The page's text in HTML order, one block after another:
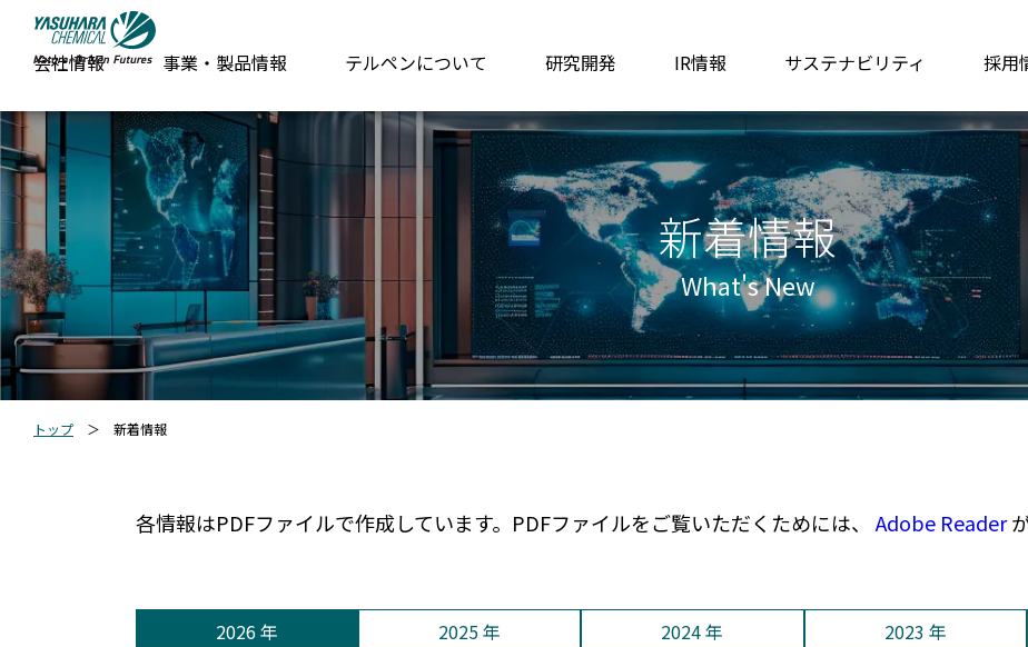
会社情報 事業・製品情報 テルペンについて 研究開発 IR情報 サステナビリティ 採用
新着情報
What's New
トップ ＞ 新着情報
各情報はPDFファイルで作成しています。PDFファイルをご覧いただくためには、 Adobe Reader
2026 年 2025 年 2024 年 2023 年